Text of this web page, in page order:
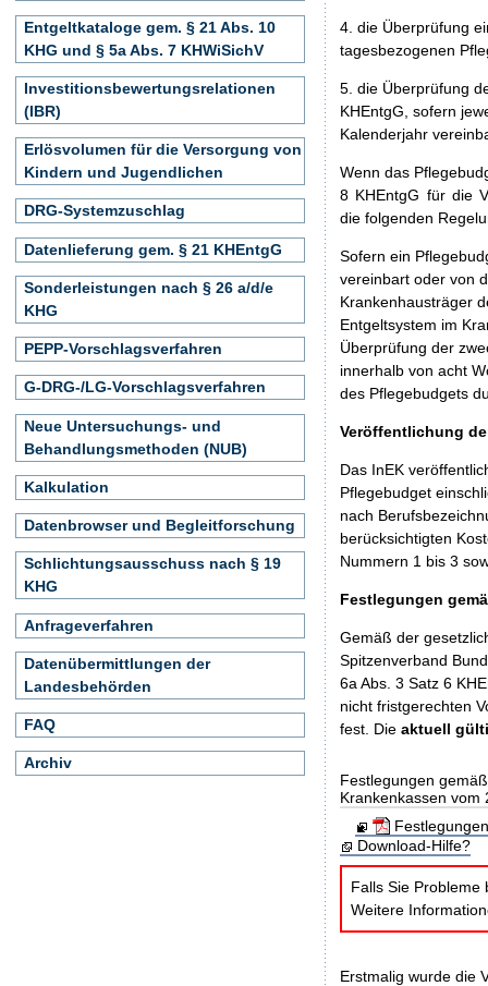
4. die Überprüfung
tagesbezogenen
5. die Überprüfung
KHEntgG, sofern
Kalenderjahr
Wenn das
8 KHEntgG für die
die folgenden
Sofern ein
vereinbart oder von
Krankenhausträger
Entgeltsystem im
Überprüfung der
innerhalb von acht
des Pflegebudgets
Veröffentlichung
Das InEK
Pflegebudget
nach
berücksichtigten
Nummern 1 bis 3
Festlegungen
Gemäß der
Spitzenverband
6a Abs. 3 Satz 6
nicht fristgerechten
fest. Dieaktuell
Festlegungen
Krankenkassen vom
Download-Hilfe?
Falls Sie Probleme
Weitere
Erstmalig wurde die
Entgeltkataloge gem. § 21 Abs. 10
KHG und § 5a Abs. 7 KHWiSichV
Investitionsbewertungsrelationen
(IBR)
Erlösvolumen für die Versorgung von
Kindern und Jugendlichen
DRG-Systemzuschlag
Datenlieferung gem. § 21 KHEntgG
Sonderleistungen nach § 26 a/d/e
KHG
PEPP-Vorschlagsverfahren
G-DRG-/LG-Vorschlagsverfahren
Neue Untersuchungs- und
Behandlungsmethoden (NUB)
Kalkulation
Datenbrowser und Begleitforschung
Schlichtungsausschuss nach § 19
KHG
Anfrageverfahren
Datenübermittlungen der
Landesbehörden
FAQ
Archiv